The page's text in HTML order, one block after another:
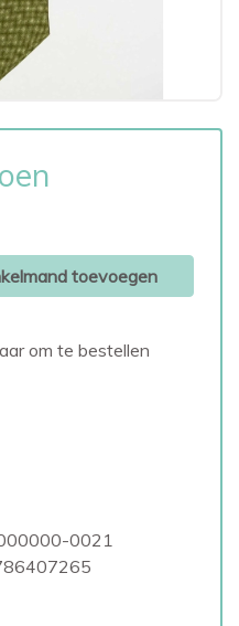
toevoegen
om te bestellen
0021